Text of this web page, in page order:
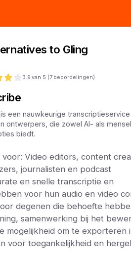
to Gling
3.9 van 5 (7 beoordelingen)
een nauwkeurige
ontwerpers, die zowel AI- als
biedt.
voor: Video editors, content
journalisten en podcast
en snelle transcriptie en
voor hun audio en video
degenen die behoefte
samenwerking bij het
mogelijkheid om te exporteren
voor toegankelijkheid en